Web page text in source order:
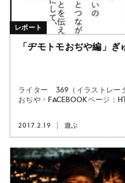
「ヂモトモおぢや編」
ライター 369（イラストレー
おぢや・facebookページ
2017.2.19 遊ぶ
レポート